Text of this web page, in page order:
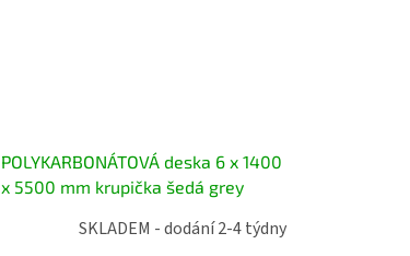
POLYKARBONÁTOVÁ deska 6 x 1400
x 5500 mm krupička šedá grey
SKLADEM - dodání 2-4 týdny